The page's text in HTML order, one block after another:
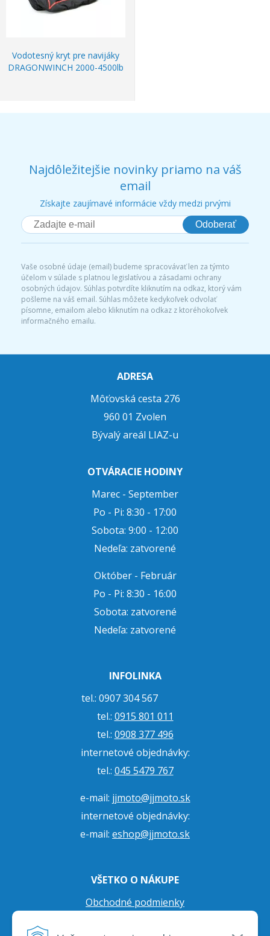
Vodotesný kryt pre navijáky
DRAGONWINCH 2000-4500lb
Najdôležitejšie novinky priamo na váš
email
Získajte zaujímavé informácie vždy medzi prvými
Odoberať
Vaše osobné údaje (email) budeme spracovávať len za týmto
účelom v súlade s platnou legislatívou a zásadami ochrany
osobných údajov. Súhlas potvrdíte kliknutím na odkaz, ktorý vám
pošleme na váš email. Súhlas môžete kedykoľvek odvolať
písomne, emailom alebo kliknutím na odkaz z ktoréhokoľvek
informačného emailu.
ADRESA
Môťovská cesta 276
960 01 Zvolen
Bývalý areál LIAZ-u
OTVÁRACIE HODINY
Marec - September
Po - Pi: 8:30 - 17:00
Sobota: 9:00 - 12:00
Nedeľa: zatvorené
Október - Február
Po - Pi: 8:30 - 16:00
Sobota: zatvorené
Nedeľa: zatvorené
INFOLINKA
tel.: 0907 304 567
tel.: 0915 801 011
tel.: 0908 377 496
internetové objednávky:
tel.: 045 5479 767
e-mail: jjmoto@jjmoto.sk
internetové objednávky:
e-mail: eshop@jjmoto.sk
VŠETKO O NÁKUPE
Obchodné podmienky